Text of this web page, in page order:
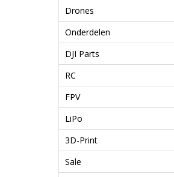
Drones
Onderdelen
DJI Parts
RC
FPV
LiPo
3D-Print
Sale